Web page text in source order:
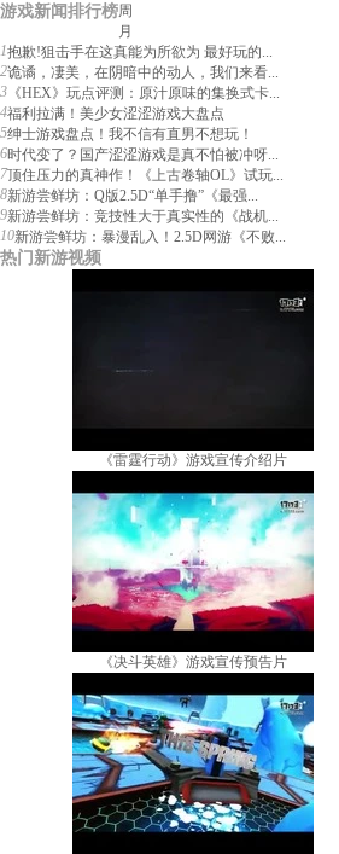
游戏新闻排行榜周
月
1抱歉!狙击手在这真能为所欲为 最好玩的...
2诡谲，凄美，在阴暗中的动人，我们来看...
3 《HEX》玩点评测：原汁原味的集换式卡...
4福利拉满！美少女涩涩游戏大盘点
5绅士游戏盘点！我不信有直男不想玩！
6时代变了？国产涩涩游戏是真不怕被冲呀...
7顶住压力的真神作！《上古卷轴OL》试玩...
8新游尝鲜坊：Q版2.5D“单手撸”《最强...
9新游尝鲜坊：竞技性大于真实性的《战机...
10新游尝鲜坊：暴漫乱入！2.5D网游《不败...
热门新游视频
《雷霆行动》游戏宣传介绍片
《决斗英雄》游戏宣传预告片